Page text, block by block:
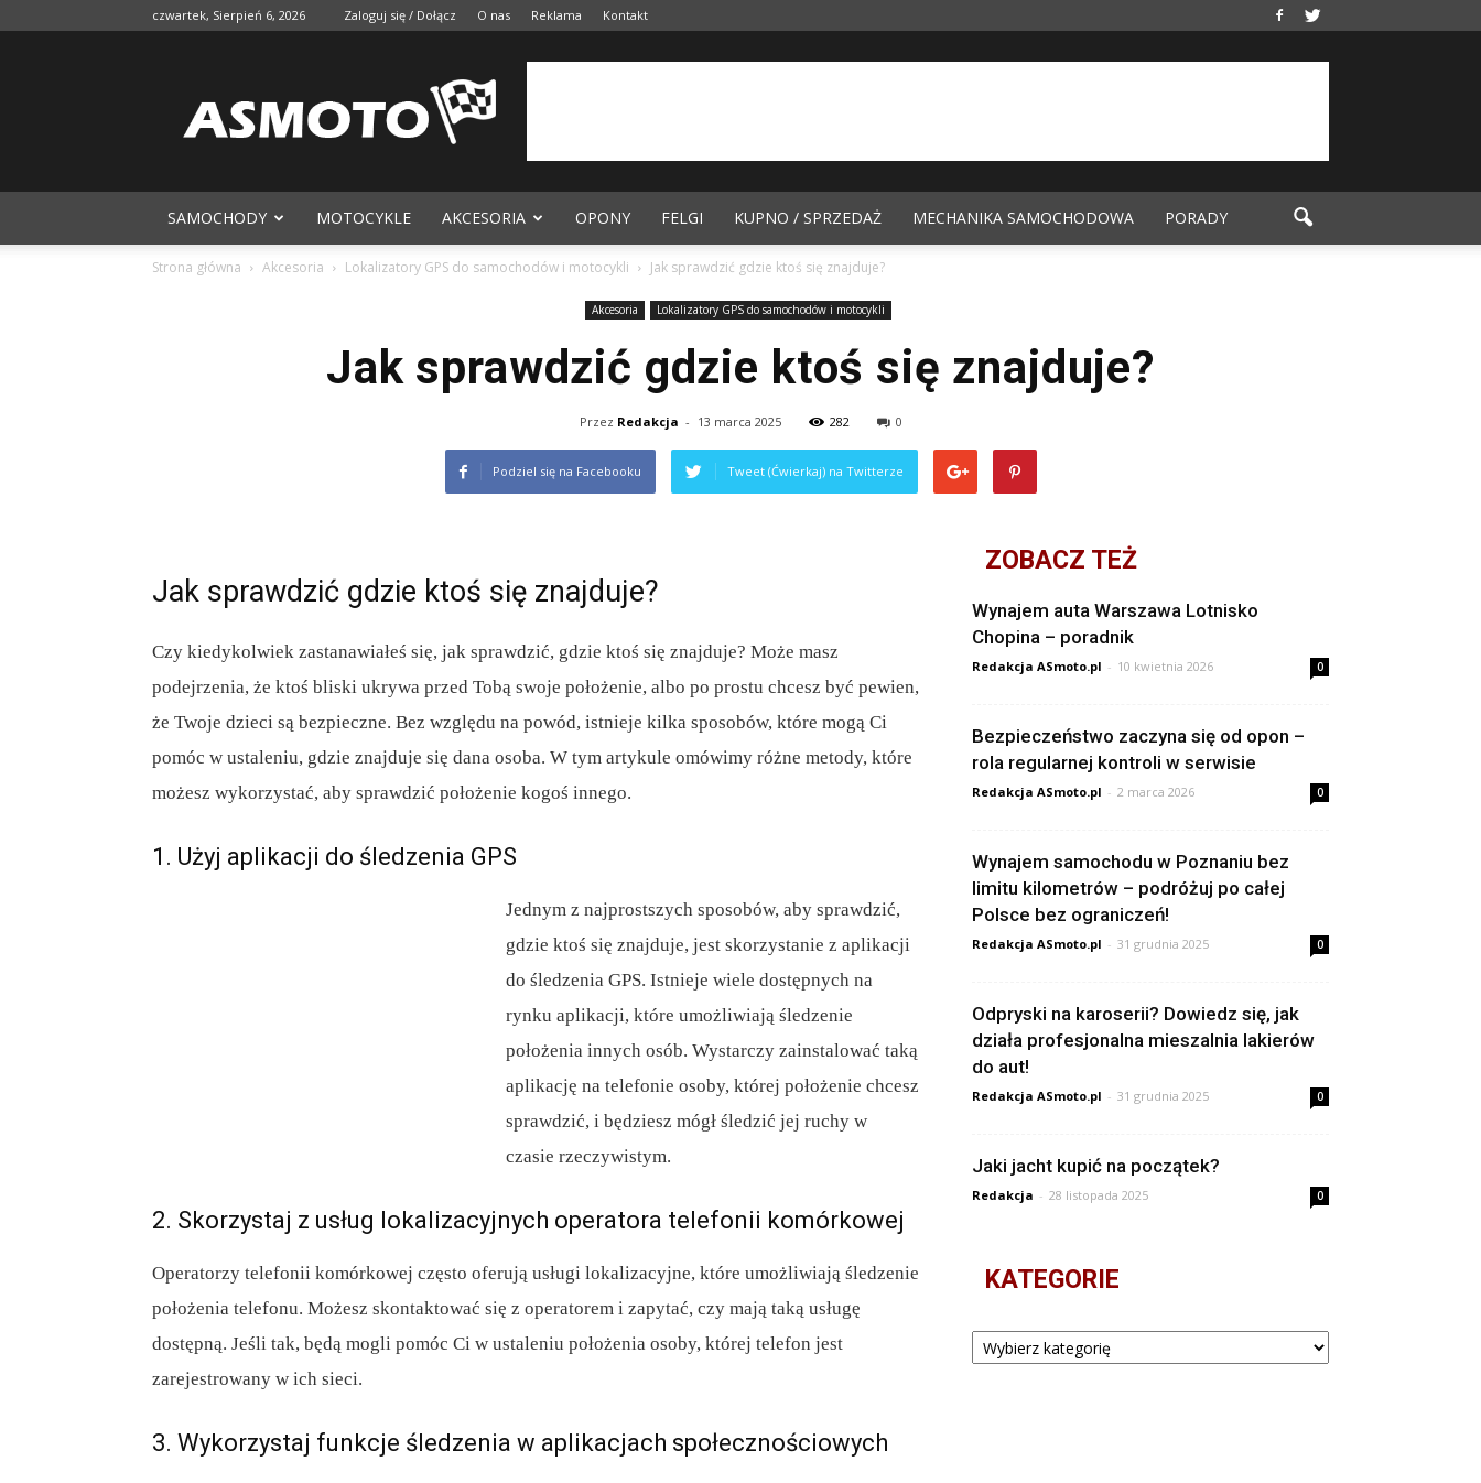
czwartek, Sierpień 6, 2026 Zaloguj się / Dołącz O nas Reklama Kontakt
SAMOCHODY MOTOCYKLE AKCESORIA OPONY FELGI KUPNO / SPRZEDAŻ MECHANIKA SAMOCHODOWA PORADY
Strona główna Akcesoria Lokalizatory GPS do samochodów i motocykli Jak sprawdzić gdzie ktoś się znajduje?
Akcesoria Lokalizatory GPS do samochodów i motocykli
Jak sprawdzić gdzie ktoś się znajduje?
Przez Redakcja - 13 marca 2025 282 0
Podziel się na Facebooku Tweet (Ćwierkaj) na Twitterze
Jak sprawdzić gdzie ktoś się znajduje?
Czy kiedykolwiek zastanawiałeś się, jak sprawdzić, gdzie ktoś się znajduje? Może masz
podejrzenia, że ktoś bliski ukrywa przed Tobą swoje położenie, albo po prostu chcesz być pewien,
że Twoje dzieci są bezpieczne. Bez względu na powód, istnieje kilka sposobów, które mogą Ci
pomóc w ustaleniu, gdzie znajduje się dana osoba. W tym artykule omówimy różne metody, które
możesz wykorzystać, aby sprawdzić położenie kogoś innego.
1. Użyj aplikacji do śledzenia GPS
Jednym z najprostszych sposobów, aby sprawdzić,
gdzie ktoś się znajduje, jest skorzystanie z aplikacji
do śledzenia GPS. Istnieje wiele dostępnych na
rynku aplikacji, które umożliwiają śledzenie
położenia innych osób. Wystarczy zainstalować taką
aplikację na telefonie osoby, której położenie chcesz
sprawdzić, i będziesz mógł śledzić jej ruchy w
czasie rzeczywistym.
2. Skorzystaj z usług lokalizacyjnych operatora telefonii komórkowej
Operatorzy telefonii komórkowej często oferują usługi lokalizacyjne, które umożliwiają śledzenie
położenia telefonu. Możesz skontaktować się z operatorem i zapytać, czy mają taką usługę
dostępną. Jeśli tak, będą mogli pomóc Ci w ustaleniu położenia osoby, której telefon jest
zarejestrowany w ich sieci.
3. Wykorzystaj funkcje śledzenia w aplikacjach społecznościowych
ZOBACZ TEŻ
Wynajem auta Warszawa Lotnisko
Chopina – poradnik
Redakcja ASmoto.pl - 10 kwietnia 2026 0
Bezpieczeństwo zaczyna się od opon –
rola regularnej kontroli w serwisie
Redakcja ASmoto.pl - 2 marca 2026 0
Wynajem samochodu w Poznaniu bez
limitu kilometrów – podróżuj po całej
Polsce bez ograniczeń!
Redakcja ASmoto.pl - 31 grudnia 2025 0
Odpryski na karoserii? Dowiedz się, jak
działa profesjonalna mieszalnia lakierów
do aut!
Redakcja ASmoto.pl - 31 grudnia 2025 0
Jaki jacht kupić na początek?
Redakcja - 28 listopada 2025 0
KATEGORIE
Kategorie